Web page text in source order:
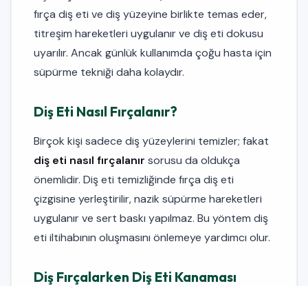
fırça diş eti ve diş yüzeyine birlikte temas eder,
titreşim hareketleri uygulanır ve diş eti dokusu
uyarılır. Ancak günlük kullanımda çoğu hasta için
süpürme tekniği daha kolaydır.
Diş Eti Nasıl Fırçalanır?
Birçok kişi sadece diş yüzeylerini temizler; fakat
diş eti nasıl fırçalanır sorusu da oldukça
önemlidir. Diş eti temizliğinde fırça diş eti
çizgisine yerleştirilir, nazik süpürme hareketleri
uygulanır ve sert baskı yapılmaz. Bu yöntem diş
eti iltihabının oluşmasını önlemeye yardımcı olur.
Diş Fırçalarken Diş Eti Kanaması